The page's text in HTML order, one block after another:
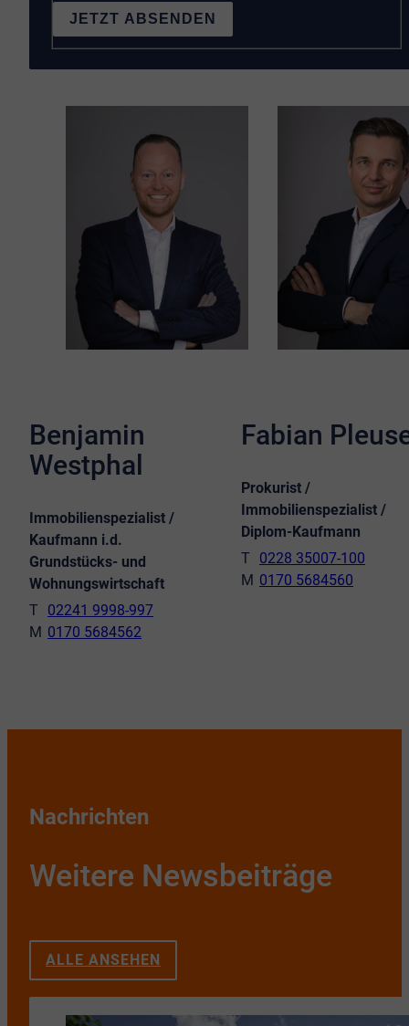
JETZT ABSENDEN
Benjamin
Westphal
Immobilienspezialist /
Kaufmann i.d.
Grundstücks- und
Wohnungswirtschaft
02241 9998-997
0170 5684562
Fabian
Prokurist /
Immobilienspezialist /
Diplom-Kaufmann
0228 35007-100
0170 5684560
Nachrichten
Weitere Newsbeiträge
ALLE ANSEHEN